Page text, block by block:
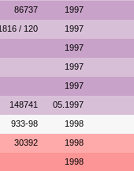
86737 1997
/ 120 1997
1997
1997
1997
148741 05.1997
933-98 1998
30392 1998
1998